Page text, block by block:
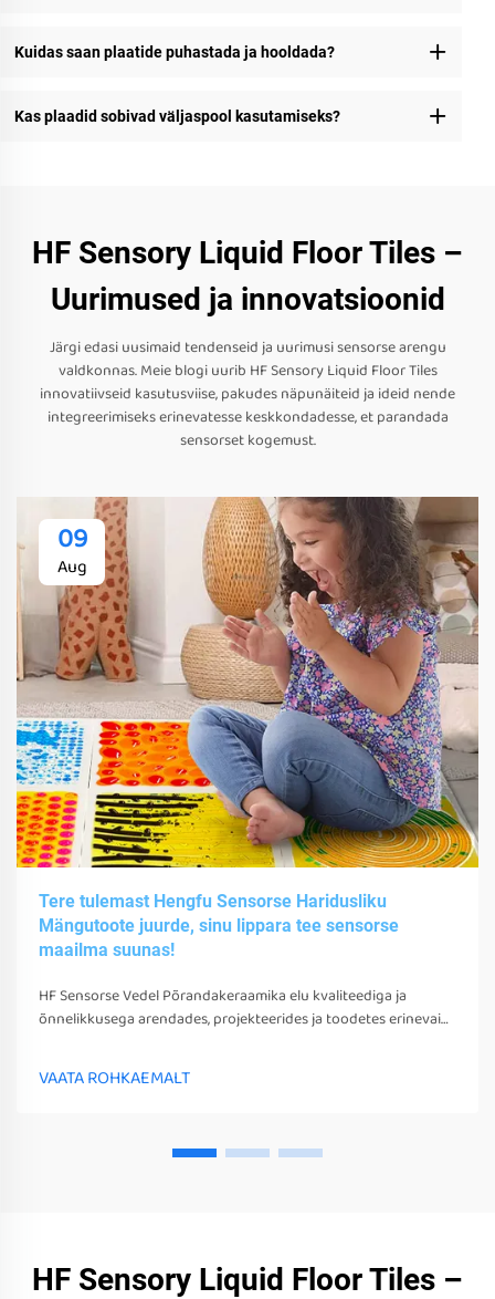
Kuidas saan plaatide puhastada ja hooldada?
Kas plaadid sobivad väljaspool kasutamiseks?
HF Sensory Liquid Floor Tiles –
Uurimused ja innovatsioonid
Järgi edasi uusimaid tendenseid ja uurimusi sensorse arengu
valdkonnas. Meie blogi uurib HF Sensory Liquid Floor Tiles
innovatiivseid kasutusviise, pakudes näpunäiteid ja ideid nende
integreerimiseks erinevatesse keskkondadesse, et parandada
sensorset kogemust.
09
Aug
Tere tulemast Hengfu Sensorse Haridusliku
Mängutoote juurde, sinu lippara tee sensorse
maailma suunas!
HF Sensorse Vedel Põrandakeraamika elu kvaliteediga ja
õnnelikkusega arendades, projekteerides ja toodetes erinevaid
tunneid
VAATA ROHKAEMALT
HF Sensory Liquid Floor Tiles –